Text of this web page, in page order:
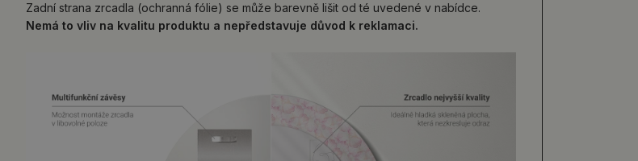
Zadní strana zrcadla (ochranná fólie) se může barevně lišit od té uvedené v nabídce.
Nemá to vliv na kvalitu produktu a nepředstavuje důvod k reklamaci.